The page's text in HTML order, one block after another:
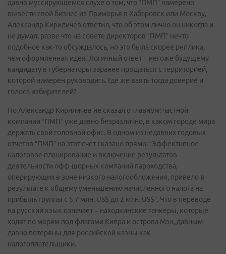
давно муссирующемся слухе о том, что “ПМП” намерено
вывести свой бизнес из Приморья в Хабаровск или Москву,
Александр Кириличев ответил, что об этом лично он никогда и
не думал, разве что на совете директоров “ПМП” нечто
подобное как-то обсуждалось, но это была скорее реплика,
чем оформленная идея. Логичный ответ – негоже будущему
кандидату в губернаторы заранее прощаться с территорией,
которой намерен руководить. Где же взять тогда доверие и
голоса избирателей?
Но Александр Кириличев не сказал о главном: частной
компании “ПМП” уже давно безразлично, в каком городе мира
держать свой головной офис. В одном из недавних годовых
отчетов “ПМП” на этот счет сказано прямо: “Эффективное
налоговое планирование и включение результатов
деятельности офф-шорных компаний пароходства,
оперирующих в зоне низкого налогообложения, привело в
результате к общему уменьшению начисленного налога на
прибыль группы с 5,7 млн. US$ до 2 млн. US$”. Что в переводе
на русский язык означает – находкинские танкеры, которые
ходят по морям под флагами Кипра и острова Мэн, давным-
давно потеряны для российской казны как
налогоплательщики.